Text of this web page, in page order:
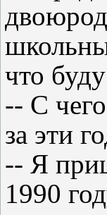
что
-- С
за эти
-- Я
1990